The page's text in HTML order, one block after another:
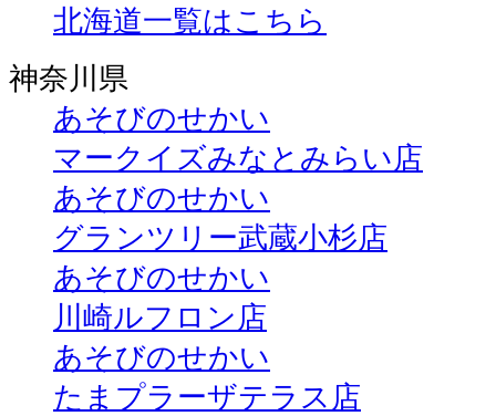
北海道一覧はこちら
神奈川県
あそびのせかい
マークイズみなとみらい店
あそびのせかい
グランツリー武蔵小杉店
あそびのせかい
川崎ルフロン店
あそびのせかい
たまプラーザテラス店